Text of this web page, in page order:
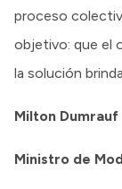
proceso
objetivo: que el
la solución
Milton Dumrauf
Ministro de